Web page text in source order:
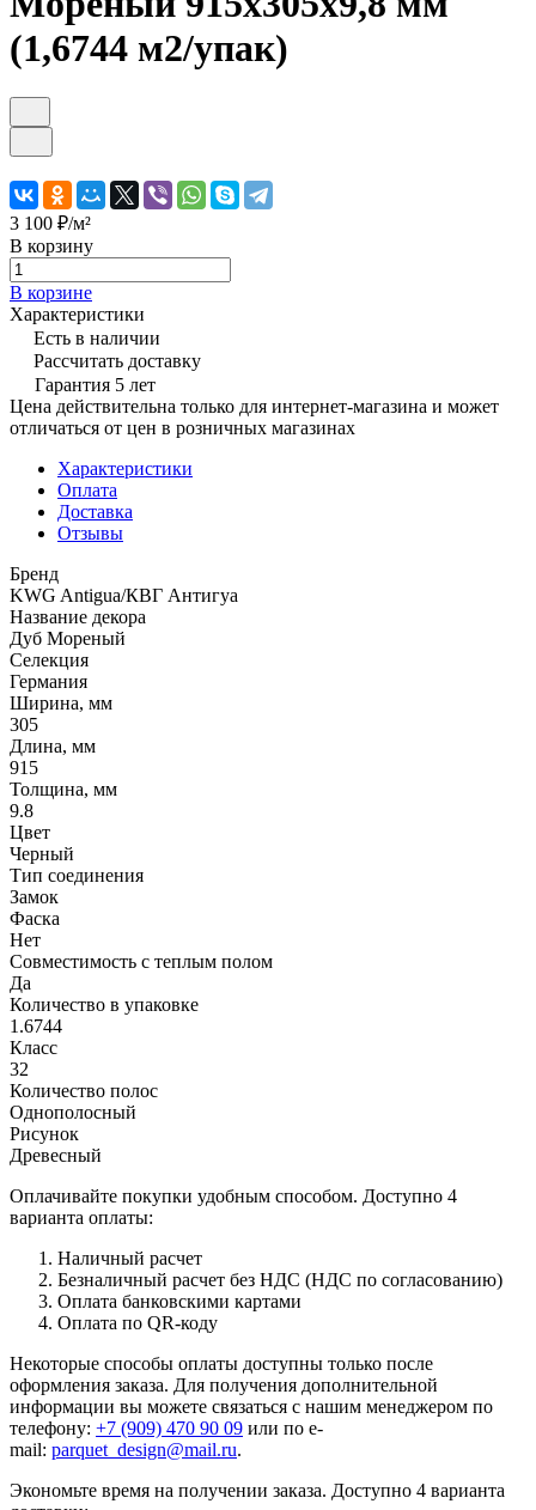
(1,6744 м2/упак)
3 100 ₽/м²
В корзину
В корзине
Характеристики
Есть в наличии
Рассчитать доставку
Гарантия 5 лет
Цена действительна только для интернет-магазина и может
отличаться от цен в розничных магазинах
Характеристики
Оплата
Доставка
Отзывы
Бренд
KWG Antigua/КВГ Антигуа
Название декора
Дуб Мореный
Селекция
Германия
Ширина, мм
305
Длина, мм
915
Толщина, мм
9.8
Цвет
Черный
Тип соединения
Замок
Фаска
Нет
Совместимость с теплым полом
Да
Количество в упаковке
1.6744
Класс
32
Количество полос
Однополосный
Рисунок
Древесный
Оплачивайте покупки удобным способом. Доступно 4
варианта оплаты:
Наличный расчет
Безналичный расчет без НДС (НДС по согласованию)
Оплата банковскими картами
Оплата по QR-коду
Некоторые способы оплаты доступны только после
оформления заказа. Для получения дополнительной
информации вы можете связаться с нашим менеджером по
телефону: +7 (909) 470 90 09 или по e-
mail: parquet_design@mail.ru.
Экономьте время на получении заказа. Доступно 4 варианта